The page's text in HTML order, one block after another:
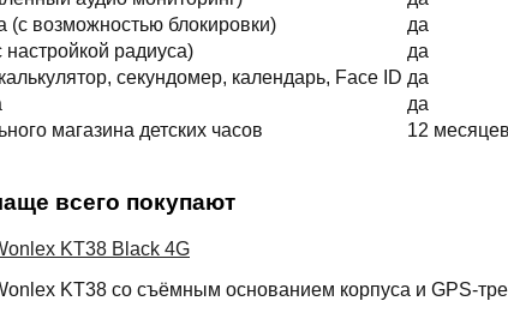
возможностью блокировки)
да
радиуса)
да
секундомер, календарь, Face ID да
да
магазина детских часов
12 месяцев
всего покупают
KT38 Black 4G
KT38 со съёмным основанием корпуса и GPS-